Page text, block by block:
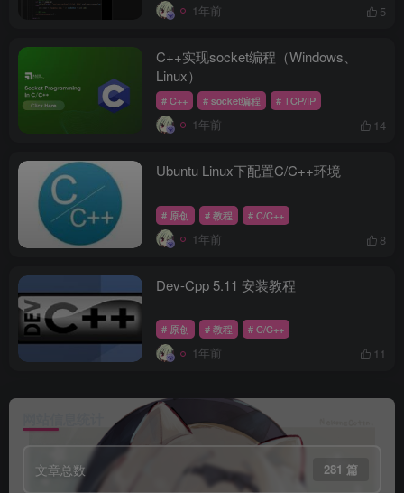
1年前 5
C++实现socket编程（Windows、
Linux）
# C++ # socket编程 # TCP/IP
1年前 14
Ubuntu Linux下配置C/C++环境
# 原创 # 教程 # C/C++
1年前 8
Dev-Cpp 5.11 安装教程
# 原创 # 教程 # C/C++
1年前 11
文章总数 281 篇